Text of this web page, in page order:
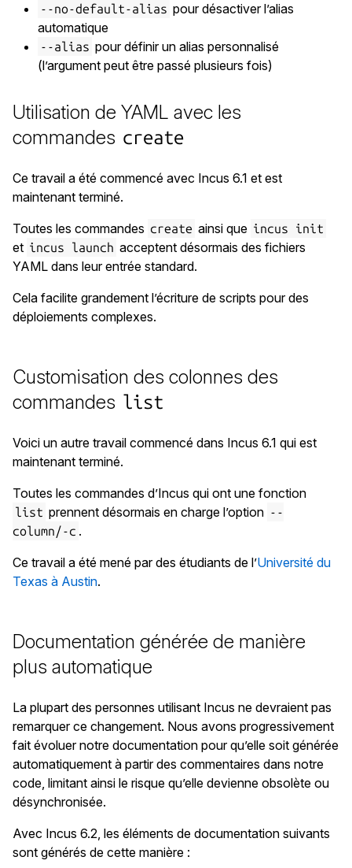
--no-default-alias pour désactiver l’alias
automatique
--alias pour définir un alias personnalisé
(l’argument peut être passé plusieurs fois)
Utilisation de YAML avec les
commandes create
Ce travail a été commencé avec Incus 6.1 et est
maintenant terminé.
Toutes les commandes create ainsi que incus init
et incus launch acceptent désormais des fichiers
YAML dans leur entrée standard.
Cela facilite grandement l’écriture de scripts pour des
déploiements complexes.
Customisation des colonnes des
commandes list
Voici un autre travail commencé dans Incus 6.1 qui est
maintenant terminé.
Toutes les commandes d’Incus qui ont une fonction
list prennent désormais en charge l’option --
column/-c .
Ce travail a été mené par des étudiants de l’Université du
Texas à Austin.
Documentation générée de manière
plus automatique
La plupart des personnes utilisant Incus ne devraient pas
remarquer ce changement. Nous avons progressivement
fait évoluer notre documentation pour qu’elle soit générée
automatiquement à partir des commentaires dans notre
code, limitant ainsi le risque qu’elle devienne obsolète ou
désynchronisée.
Avec Incus 6.2, les éléments de documentation suivants
sont générés de cette manière :